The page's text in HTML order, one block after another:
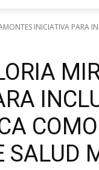
INICIATIVA PARA
SALUD